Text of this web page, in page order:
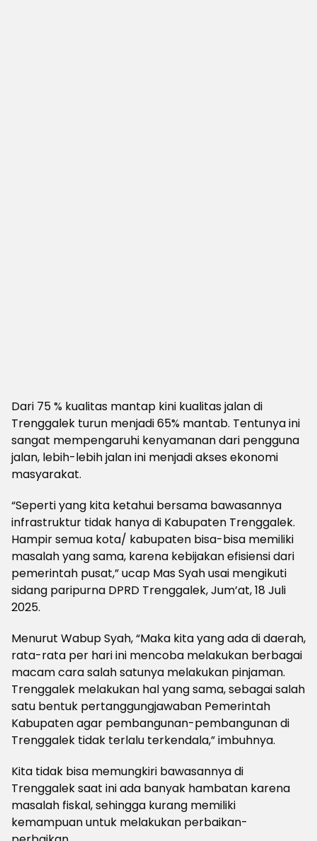
Dari 75 % kualitas mantap kini kualitas jalan di
Trenggalek turun menjadi 65% mantab. Tentunya ini
sangat mempengaruhi kenyamanan dari pengguna
jalan, lebih-lebih jalan ini menjadi akses ekonomi
masyarakat.
“Seperti yang kita ketahui bersama bawasannya
infrastruktur tidak hanya di Kabupaten Trenggalek.
Hampir semua kota/ kabupaten bisa-bisa memiliki
masalah yang sama, karena kebijakan efisiensi dari
pemerintah pusat,” ucap Mas Syah usai mengikuti
sidang paripurna DPRD Trenggalek, Jum’at, 18 Juli
2025.
Menurut Wabup Syah, “Maka kita yang ada di daerah,
rata-rata per hari ini mencoba melakukan berbagai
macam cara salah satunya melakukan pinjaman.
Trenggalek melakukan hal yang sama, sebagai salah
satu bentuk pertanggungjawaban Pemerintah
Kabupaten agar pembangunan-pembangunan di
Trenggalek tidak terlalu terkendala,” imbuhnya.
Kita tidak bisa memungkiri bawasannya di
Trenggalek saat ini ada banyak hambatan karena
masalah fiskal, sehingga kurang memiliki
kemampuan untuk melakukan perbaikan-